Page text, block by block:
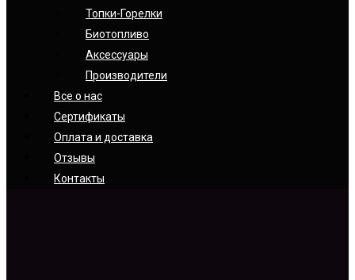
Топки-Горелки
Биотопливо
Аксессуары
Производители
Все о нас
Сертификаты
Оплата и доставка
Отзывы
Контакты